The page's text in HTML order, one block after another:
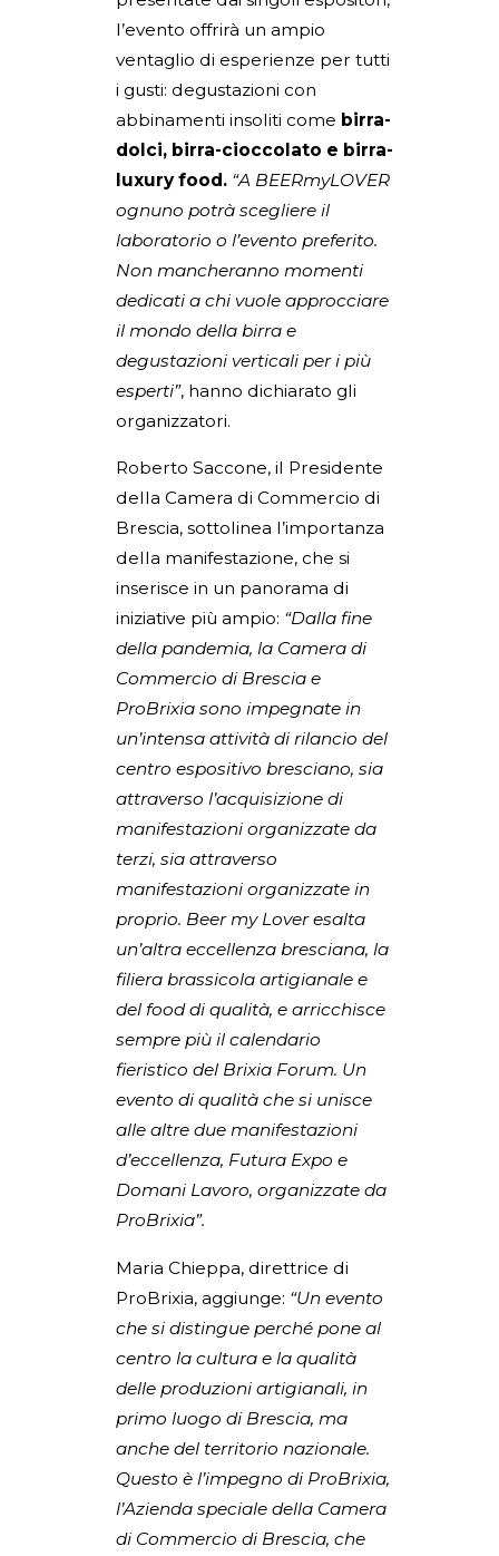
l’evento offrirà un ampio
ventaglio di esperienze per tutti
i gusti: degustazioni con
abbinamenti insoliti come birra-
dolci, birra-cioccolato e birra-
luxury food. “A BEERmyLOVER
ognuno potrà scegliere il
laboratorio o l’evento preferito.
Non mancheranno momenti
dedicati a chi vuole approcciare
il mondo della birra e
degustazioni verticali per i più
esperti”, hanno dichiarato gli
organizzatori.
Roberto Saccone, il Presidente
della Camera di Commercio di
Brescia, sottolinea l’importanza
della manifestazione, che si
inserisce in un panorama di
iniziative più ampio: “Dalla fine
della pandemia, la Camera di
Commercio di Brescia e
ProBrixia sono impegnate in
un’intensa attività di rilancio del
centro espositivo bresciano, sia
attraverso l’acquisizione di
manifestazioni organizzate da
terzi, sia attraverso
manifestazioni organizzate in
proprio. Beer my Lover esalta
un’altra eccellenza bresciana, la
filiera brassicola artigianale e
del food di qualità, e arricchisce
sempre più il calendario
fieristico del Brixia Forum. Un
evento di qualità che si unisce
alle altre due manifestazioni
d’eccellenza, Futura Expo e
Domani Lavoro, organizzate da
ProBrixia”.
Maria Chieppa, direttrice di
ProBrixia, aggiunge: “Un evento
che si distingue perché pone al
centro la cultura e la qualità
delle produzioni artigianali, in
primo luogo di Brescia, ma
anche del territorio nazionale.
Questo è l’impegno di ProBrixia,
l’Azienda speciale della Camera
di Commercio di Brescia, che